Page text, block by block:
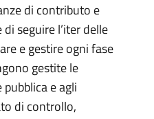
di contributo e
seguire l’iter delle
e gestire ogni fase
gestite le
e agli
di controllo,